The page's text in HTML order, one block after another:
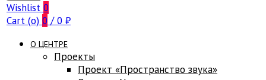
Wishlist 0
Cart (o) 0 / 0 ₽
О ЦЕНТРЕ
Проекты
Проект «Пространство звука»